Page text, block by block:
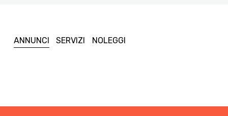
ANNUNCI SERVIZI NOLEGGI